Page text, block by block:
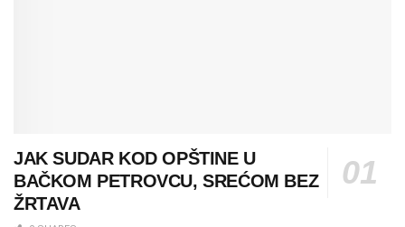
JAK SUDAR KOD OPŠTINE U
BAČKOM PETROVCU, SREĆOM BEZ
ŽRTAVA